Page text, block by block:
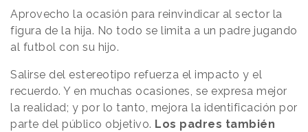
Aprovecho la ocasión para reinvindicar al sector la
figura de la hija. No todo se limita a un padre jugando
al futbol con su hijo.
Salirse del estereotipo refuerza el impacto y el
recuerdo. Y en muchas ocasiones, se expresa mejor
la realidad; y por lo tanto, mejora la identificación por
parte del público objetivo. Los padres también